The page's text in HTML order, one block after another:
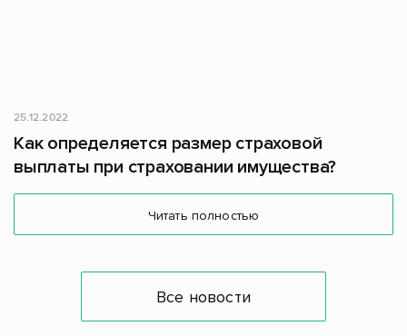
25.12.2022
Как определяется размер страховой
выплаты при страховании имущества?
Читать полностью
Все новости